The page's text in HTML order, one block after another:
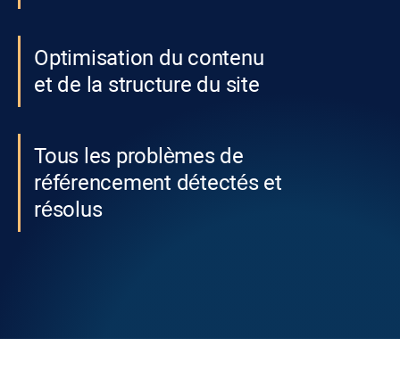
Optimisation du contenu
et de la structure du site
Tous les problèmes de
référencement détectés et
résolus